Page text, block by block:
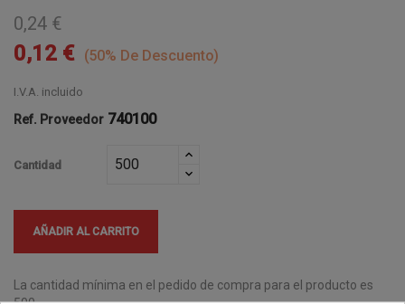
0,24 €
0,12 € 50% De Descuento
I.V.A. incluido
Ref. Proveedor 740100
Cantidad
AÑADIR AL CARRITO
La cantidad mínima en el pedido de compra para el producto es